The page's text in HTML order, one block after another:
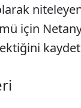
için